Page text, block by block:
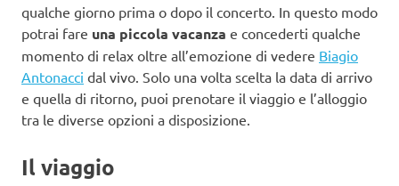
qualche giorno prima o dopo il concerto. In questo modo
potrai fare una piccola vacanza e concederti qualche
momento di relax oltre all’emozione di vedere Biagio
Antonacci dal vivo. Solo una volta scelta la data di arrivo
e quella di ritorno, puoi prenotare il viaggio e l’alloggio
tra le diverse opzioni a disposizione.
Il viaggio